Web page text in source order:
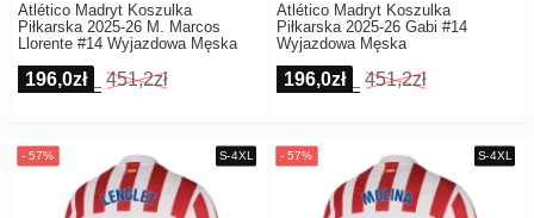
Atlético Madryt Koszulka
Piłkarska 2025-26 M. Marcos
Llorente #14 Wyjazdowa Męska
196,0zł 451,2zł
Atlético Madryt Koszulka
Piłkarska 2025-26 Gabi #14
Wyjazdowa Męska
196,0zł 451,2zł